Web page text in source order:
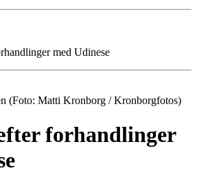
med Udinese
(Foto: Matti Kronborg / Kronborgfotos)
forhandlinger